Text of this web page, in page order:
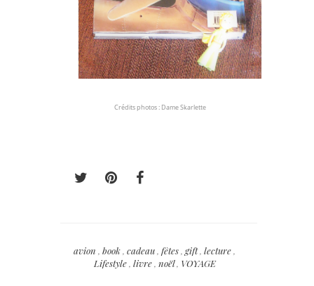
Crédits photos : Dame Skarlette
avion , book, cadeau, fêtes, gift, lecture,
Lifestyle, livre, noël, VOYAGE